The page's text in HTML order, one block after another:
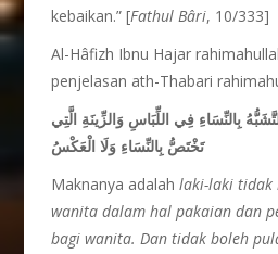
kebaikan.” [Fathul Bâri, 10/333]
Al-Hâfizh Ibnu Hajar
penjelasan ath-Thabari
بِالنِّسَاءِ فِي اللِّبَاسِ وَالزِّينَةِ الَّتِي
تَخْتَصُّ بِالنِّسَاءِ وَلَا الْعَكْسُ
Maknanya adalahlaki-laki tidak
wanita dalam hal pakaian dan
bagi wanita. Dan tidak boleh